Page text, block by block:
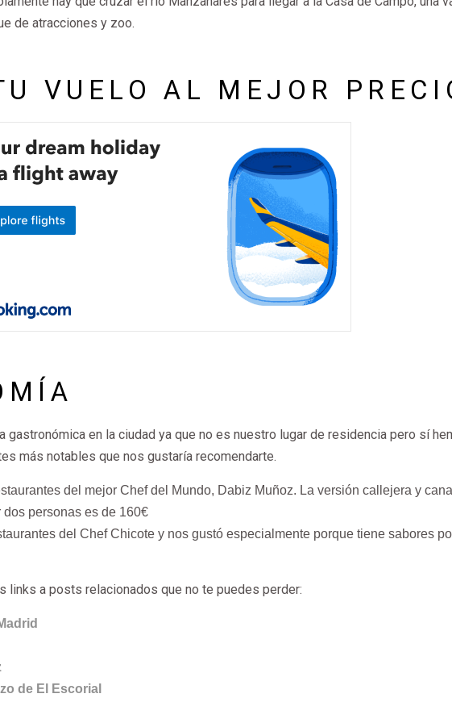
de atracciones y zoo.
VUELO AL MEJOR
gastronómica en la ciudad ya que no es nuestro lugar de residencia pero sí
más notables que nos gustaría recomendarte.
del mejor Chef del Mundo, Dabiz Muñoz. La versión callejera y
personas es de 160€
del Chef Chicote y nos gustó especialmente porque tiene sabores
links a posts relacionados que no te puedes perder:
de El Escorial